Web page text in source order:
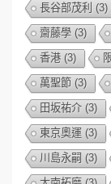
長谷部茂利 (3)
齋藤學 (3)
香港 (3)
萬聖節 (3)
田坂祐介 (3)
東京奧運 (3)
川島永嗣 (3)